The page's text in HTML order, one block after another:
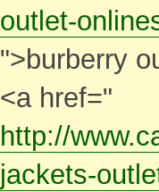
outlet-
">burberry
<a href="
http://
jackets-